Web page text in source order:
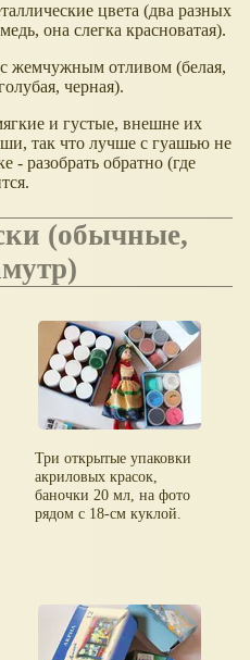
цвета (два разных
она слегка красноватая).
жемчужным отливом (белая,
черная).
и густые, внешне их
так что лучше с гуашью не
- разобрать обратно (где
Три открытые упаковки
акриловых красок,
баночки 20 мл, на фото
рядом с 18-см куклой.